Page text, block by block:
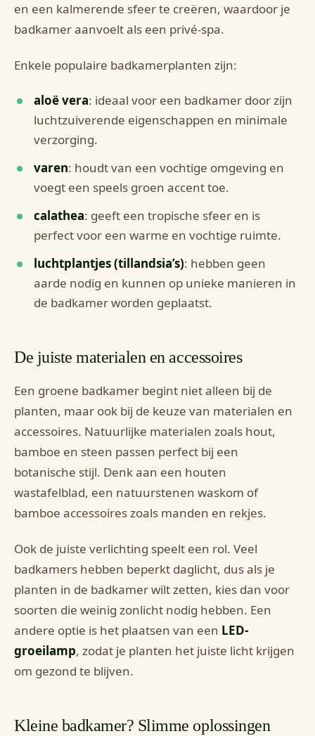
en een kalmerende sfeer te creëren, waardoor je
badkamer aanvoelt als een privé-spa.
Enkele populaire badkamerplanten zijn:
aloë vera: ideaal voor een badkamer door zijn
luchtzuiverende eigenschappen en minimale
verzorging.
varen: houdt van een vochtige omgeving en
voegt een speels groen accent toe.
calathea: geeft een tropische sfeer en is
perfect voor een warme en vochtige ruimte.
luchtplantjes (tillandsia’s): hebben geen
aarde nodig en kunnen op unieke manieren in
de badkamer worden geplaatst.
De juiste materialen en accessoires
Een groene badkamer begint niet alleen bij de
planten, maar ook bij de keuze van materialen en
accessoires. Natuurlijke materialen zoals hout,
bamboe en steen passen perfect bij een
botanische stijl. Denk aan een houten
wastafelblad, een natuurstenen waskom of
bamboe accessoires zoals manden en rekjes.
Ook de juiste verlichting speelt een rol. Veel
badkamers hebben beperkt daglicht, dus als je
planten in de badkamer wilt zetten, kies dan voor
soorten die weinig zonlicht nodig hebben. Een
andere optie is het plaatsen van een LED-
groeilamp, zodat je planten het juiste licht krijgen
om gezond te blijven.
Kleine badkamer? Slimme oplossingen